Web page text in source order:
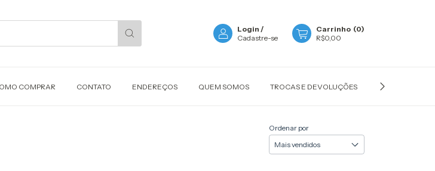
Login /
Cadastre-se
Carrinho (0)
R$0,00
COMPRAR CONTATO ENDEREÇOS QUEM SOMOS TROCAS E DEVOLUÇÕES POLÍTICA DE
Ordenar por